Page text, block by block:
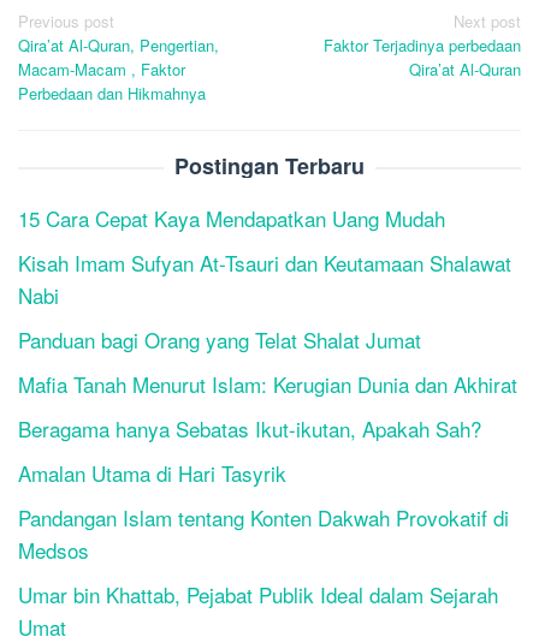
Post
navigation
Previous post
Qira’at Al-Quran, Pengertian,
Macam-Macam , Faktor
Perbedaan dan Hikmahnya
Next post
Faktor Terjadinya perbedaan
Qira’at Al-Quran
Postingan Terbaru
15 Cara Cepat Kaya Mendapatkan Uang Mudah
Kisah Imam Sufyan At-Tsauri dan Keutamaan Shalawat
Nabi
Panduan bagi Orang yang Telat Shalat Jumat
Mafia Tanah Menurut Islam: Kerugian Dunia dan Akhirat
Beragama hanya Sebatas Ikut-ikutan, Apakah Sah?
Amalan Utama di Hari Tasyrik
Pandangan Islam tentang Konten Dakwah Provokatif di
Medsos
Umar bin Khattab, Pejabat Publik Ideal dalam Sejarah
Umat